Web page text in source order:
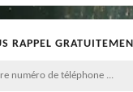
RAPPEL